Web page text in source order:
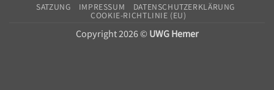
SATZUNG IMPRESSUM DATENSCHUTZERKLÄRUNG
COOKIE-RICHTLINIE (EU)
Copyright 2026 © UWG Hemer